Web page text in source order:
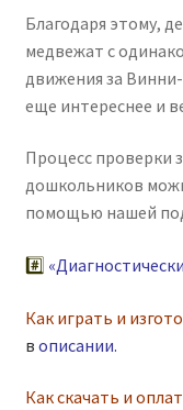
Благодаря этому,
медвежат с
движения за
еще интереснее и
Процесс проверки
дошкольников
помощью нашей
#️⃣
Как играть и
в описании.
Как скачать и